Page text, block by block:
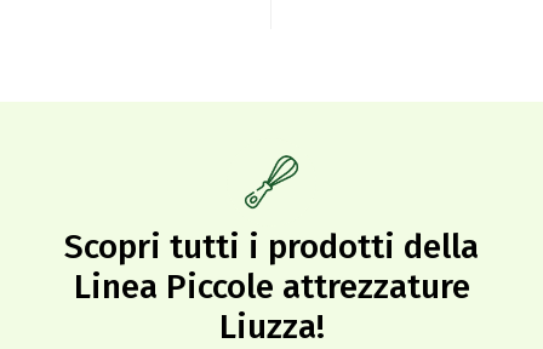
Scopri tutti i prodotti della
Linea Piccole attrezzature
Liuzza!​